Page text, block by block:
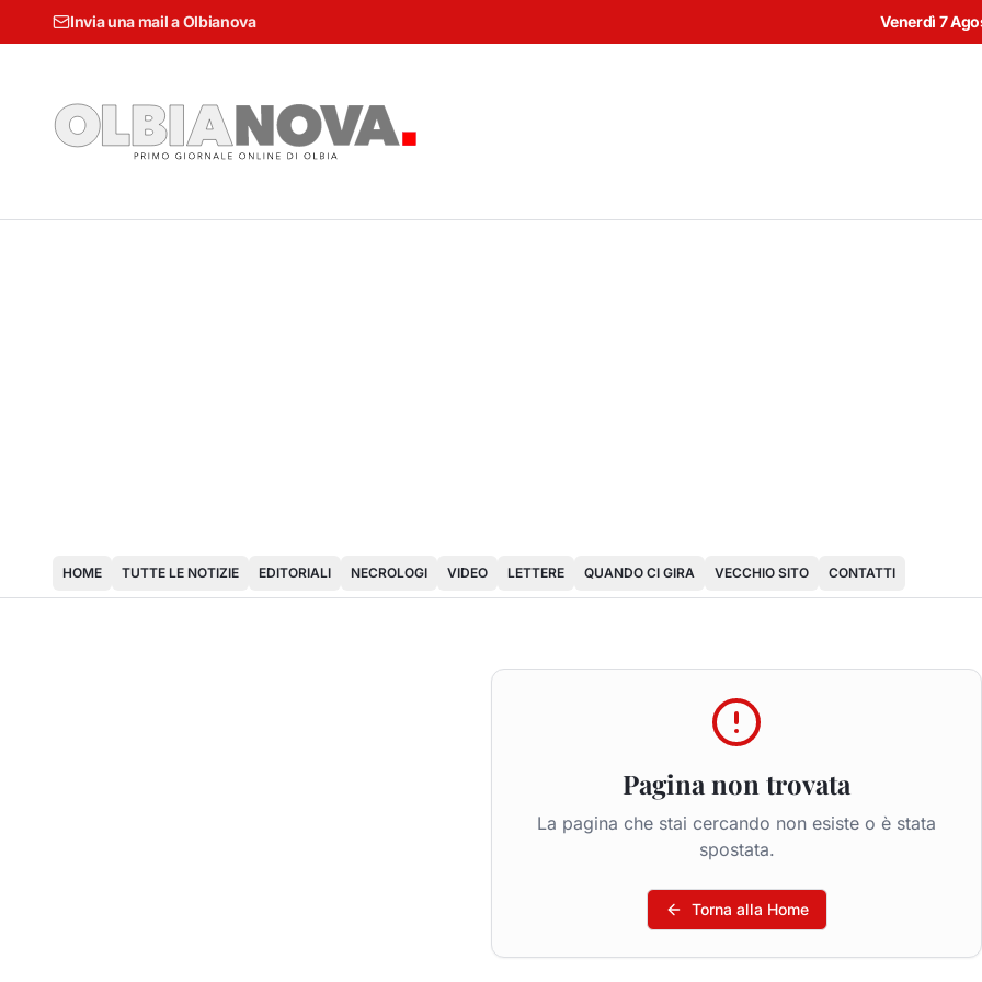
Invia una mail a Olbianova Venerdì 7
HOME TUTTE LE NOTIZIE EDITORIALI NECROLOGI VIDEO LETTERE QUANDO CI GIRA VECCHIO SITO CONTATTI
Pagina non trovata
La pagina che stai cercando non esiste o è stata
spostata.
Torna alla Home